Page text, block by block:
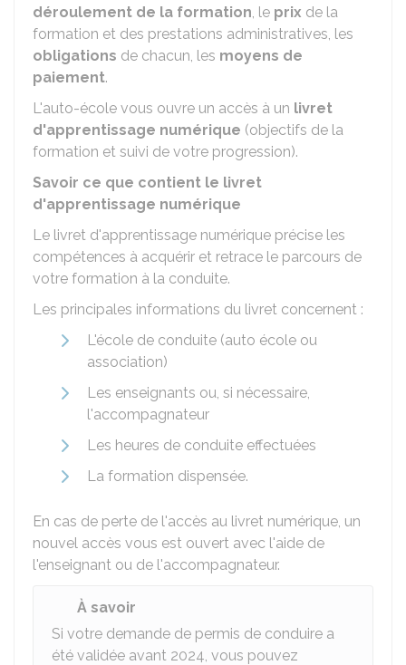
déroulement de la formation, le prix de la
formation et des prestations administratives, les
obligations de chacun, les moyens de
paiement.
L'auto-école vous ouvre un accès à un livret
d'apprentissage numérique (objectifs de la
formation et suivi de votre progression).
Savoir ce que contient le livret
d'apprentissage numérique
Le livret d'apprentissage numérique précise les
compétences à acquérir et retrace le parcours de
votre formation à la conduite.
Les principales informations du livret concernent :
L'école de conduite (auto école ou
association)
Les enseignants ou, si nécessaire,
l'accompagnateur
Les heures de conduite effectuées
La formation dispensée.
En cas de perte de l'accès au livret numérique, un
nouvel accès vous est ouvert avec l'aide de
l'enseignant ou de l'accompagnateur.
À savoir
Si votre demande de permis de conduire a
été validée avant 2024, vous pouvez